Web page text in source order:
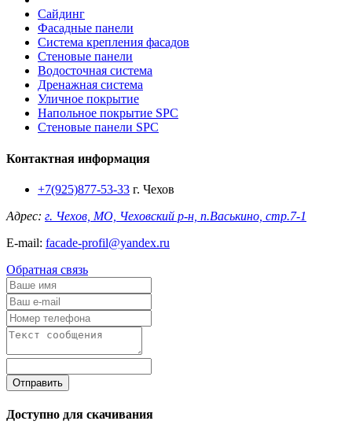
Сайдинг
Фасадные панели
Система крепления фасадов
Стеновые панели
Водосточная система
Дренажная система
Уличное покрытие
Напольное покрытие SPC
Стеновые панели SPC
Контактная информация
+7(925)877-53-33 г. Чехов
Адрес: г. Чехов, МО, Чеховский р-н, п.Васькино, стр.7-1
E-mail: facade-profil@yandex.ru
Обратная связь
Отправить
Доступно для скачивания